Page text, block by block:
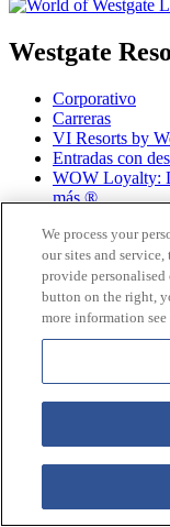
Westgate
Corporativo
Carreras
VI Resorts by
Entradas con
WOW Loyalty:
más.®
Ofertas de
primavera
Paquetes para
Contáctenos
Conéctate
Gorjeo
We process your
our sites and
provide
button on the right,
more information